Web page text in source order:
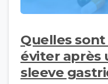
Quelles
éviter après
sleeve